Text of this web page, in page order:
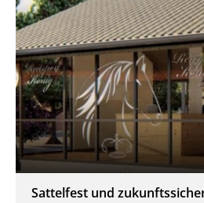
Sattelfest und